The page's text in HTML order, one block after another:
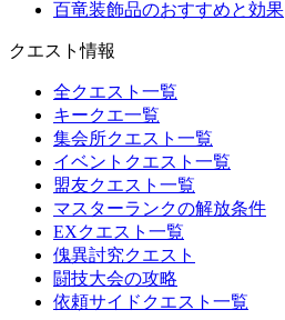
百竜装飾品のおすすめと効果
クエスト情報
全クエスト一覧
キークエ一覧
集会所クエスト一覧
イベントクエスト一覧
盟友クエスト一覧
マスターランクの解放条件
EXクエスト一覧
傀異討究クエスト
闘技大会の攻略
依頼サイドクエスト一覧